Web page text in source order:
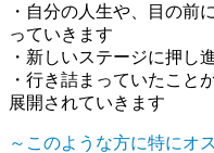
・自分の人生や、目の前
っていきます
・新しいステージに押し
・行き詰まっていたこと
展開されていきます
～このような方に特にオ